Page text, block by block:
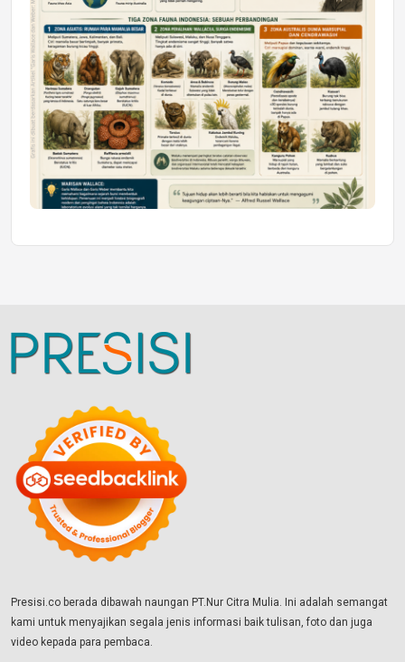
Presisi.co berada dibawah naungan PT.Nur Citra Mulia. Ini adalah semangat
kami untuk menyajikan segala jenis informasi baik tulisan, foto dan juga
video kepada para pembaca.